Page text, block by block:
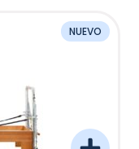
NUEVO